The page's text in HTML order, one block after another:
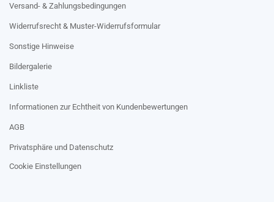
Versand- & Zahlungsbedingungen
Widerrufsrecht & Muster-Widerrufsformular
Sonstige Hinweise
Bildergalerie
Linkliste
Informationen zur Echtheit von Kundenbewertungen
AGB
Privatsphäre und Datenschutz
Cookie Einstellungen